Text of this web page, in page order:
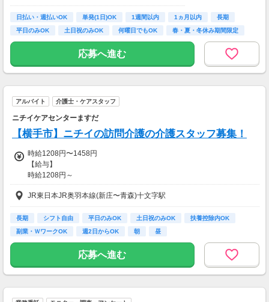
【お仕事の一例】
◆ サプリのお試しモニター
試していただくお仕事です。
商品はご自宅に届くので、在宅で手軽に参加で
きます。
・所要時間：10～20分
・謝礼金 ：1,500PT（1P＝1円）＋商品提供
クレジットカードを発行し、発行スピードや手
続きのしやすさを調査していただきます。最短
5分で完了することもあり、高謝礼のため非常
に人気です。
・所要時間：10～20分
・謝礼金 ：2,000～5,000PT
◆ オンライン保険相談モニター
オンラインで保険相談を体験し、サービス内容
や担当者の対応をチェックしていただきます。
在宅で参加でき、謝礼も高めの案件です。
日払い・週払いOK 単発(1日)OK 1週間以内 1ヵ月以内
長期
平日のみOK
土日祝のみOK 何曜日でもOK 春・夏・冬休み期間限定
応募へ進む
アルバイト 介護士・ケアスタッフ
ニチイケアセンターますだ
【横手市】ニチイの訪問介護の介護スタッフ募集！
時給1208円〜1458円
【給与】
時給1208円～
◆試用期間
有資格者：3ヶ月/雇用形態変更なし/給与変更なし
無資格者：3ヶ月/雇用形態変更なし/給与変更なし
【その他手当あり】
・各種資格手当(実践者研修、介護福祉士など)
JR東日本JR奥羽本線(新庄〜青森)十文字駅
長期 シフト自由 平日のみOK 土日祝のみOK
扶養控除内OK
副業・ＷワークOK
週2日からOK 朝 昼
応募へ進む